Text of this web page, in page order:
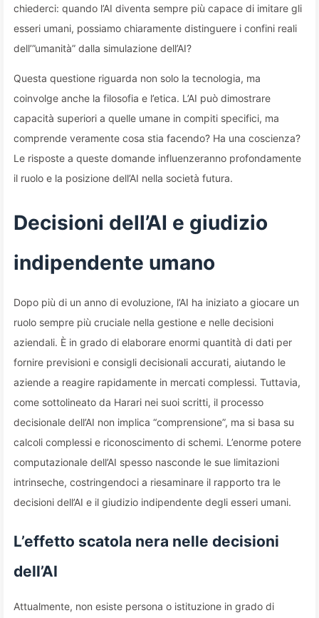
chiederci: quando l’AI diventa sempre più capace di imitare gli
esseri umani, possiamo chiaramente distinguere i confini reali
dell’”umanità” dalla simulazione dell’AI?
Questa questione riguarda non solo la tecnologia, ma
coinvolge anche la filosofia e l’etica. L’AI può dimostrare
capacità superiori a quelle umane in compiti specifici, ma
comprende veramente cosa stia facendo? Ha una coscienza?
Le risposte a queste domande influenzeranno profondamente
il ruolo e la posizione dell’AI nella società futura.
Decisioni dell’AI e giudizio
indipendente umano
Dopo più di un anno di evoluzione, l’AI ha iniziato a giocare un
ruolo sempre più cruciale nella gestione e nelle decisioni
aziendali. È in grado di elaborare enormi quantità di dati per
fornire previsioni e consigli decisionali accurati, aiutando le
aziende a reagire rapidamente in mercati complessi. Tuttavia,
come sottolineato da Harari nei suoi scritti, il processo
decisionale dell’AI non implica “comprensione”, ma si basa su
calcoli complessi e riconoscimento di schemi. L’enorme potere
computazionale dell’AI spesso nasconde le sue limitazioni
intrinseche, costringendoci a riesaminare il rapporto tra le
decisioni dell’AI e il giudizio indipendente degli esseri umani.
L’effetto scatola nera nelle decisioni
dell’AI
Attualmente, non esiste persona o istituzione in grado di